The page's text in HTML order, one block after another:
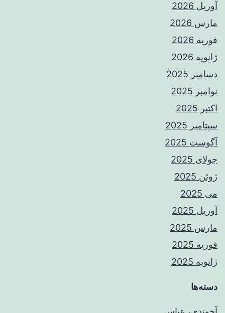
آوریل 2026
مارس 2026
فوریه 2026
ژانویه 2026
دسامبر 2025
نوامبر 2025
اکتبر 2025
سپتامبر 2025
آگوست 2025
جولای 2025
ژوئن 2025
می 2025
آوریل 2025
مارس 2025
فوریه 2025
ژانویه 2025
دسته‌ها